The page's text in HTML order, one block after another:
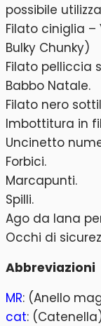
possibile
Filato ciniglia –
Bulky Chunky)
Filato pelliccia
Babbo Natale.
Filato nero
Imbottitura in
Uncinetto
Forbici.
Marcapunti.
Spilli.
Ago da lana
Occhi di
Abbreviazioni
MR: (Anello
cat: